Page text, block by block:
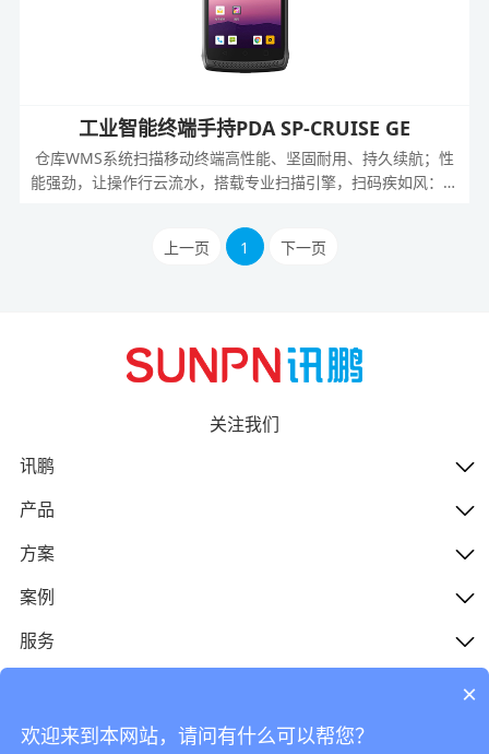
工业智能终端手持PDA SP-CRUISE GE
仓库WMS系统扫描移动终端高性能、坚固耐用、持久续航；性
能强劲，让操作行云流水，搭载专业扫描引擎，扫码疾如风：支
力于更好地满足、生产制造、公共事业、零售门店、物流快递等
应用，助力企业高效数据采集。
上一页 1 下一页
关注我们
讯鹏
产品
方案
案例
服务
×
欢迎来到本网站，请问有什么可以帮您？